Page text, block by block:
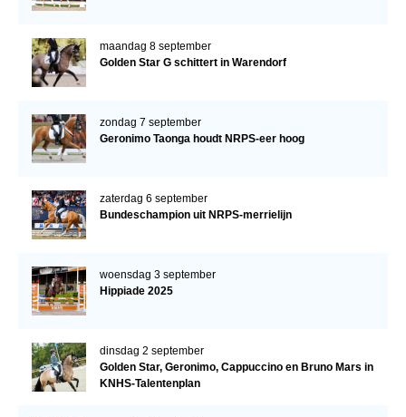
maandag 8 september
Golden Star G schittert in Warendorf
zondag 7 september
Geronimo Taonga houdt NRPS-eer hoog
zaterdag 6 september
Bundeschampion uit NRPS-merrielijn
woensdag 3 september
Hippiade 2025
dinsdag 2 september
Golden Star, Geronimo, Cappuccino en Bruno Mars in
KNHS-Talentenplan